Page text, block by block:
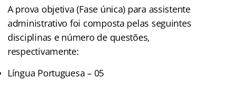
A prova objetiva (Fase única) para assistente
administrativo foi composta pelas seguintes
disciplinas e número de questões,
respectivamente:
Língua Portuguesa – 05